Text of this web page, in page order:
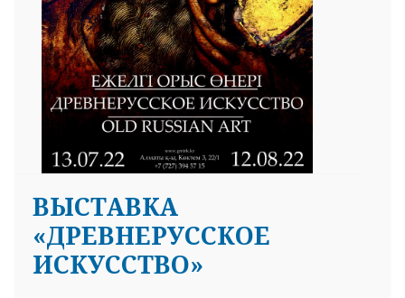
ВЫСТАВКА
«ДРЕВНЕРУССКОЕ
ИСКУССТВО»